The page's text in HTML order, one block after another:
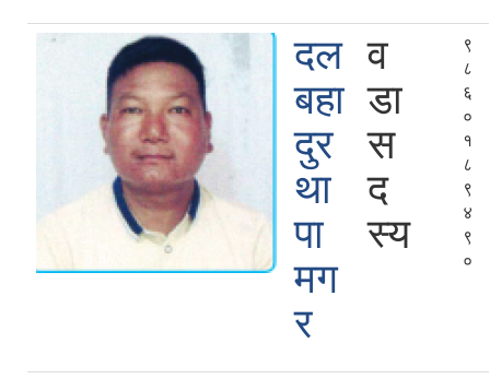
दल
बहा
दुर
था
पा
मग
र
व
डा
स
द
स्य
९
८
६
०
१
८
९
४
९
०